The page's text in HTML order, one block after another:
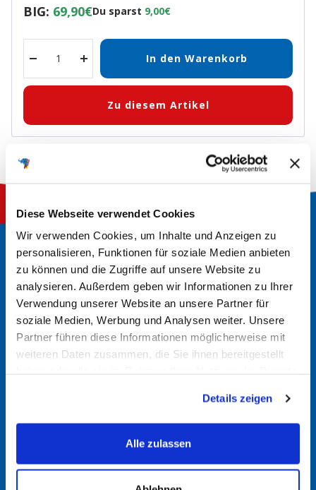
Diese Webseite verwendet Cookies
Wir verwenden Cookies, um Inhalte und Anzeigen zu
personalisieren, Funktionen für soziale Medien anbieten
zu können und die Zugriffe auf unsere Website zu
analysieren. Außerdem geben wir Informationen zu Ihrer
Verwendung unserer Website an unsere Partner für
soziale Medien, Werbung und Analysen weiter. Unsere
Partner führen diese Informationen möglicherweise mit
weiteren Daten zusammen, die Sie ihnen bereitgestellt
Details zeigen
Alle zulassen
BIG: 69,90€Du sparst 9,00€
Menge
verringern
Menge
erhöhen
In den Warenkorb
Zu diesem Artikel
So finden Sie die richtige
Batterie
Alte Batterie überprüfen
Angaben wie Amperestunden (Ah), Kaltstartstrom (CCA)
und die physikalischen Abmessungen.